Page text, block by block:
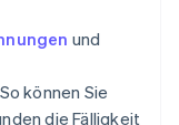
und
können Sie
die Fälligkeit